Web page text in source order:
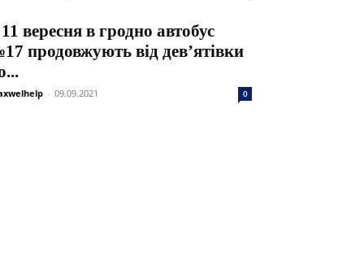
вересня в гродно автобус
продовжують від дев’ятівки
- 09.09.2021 0